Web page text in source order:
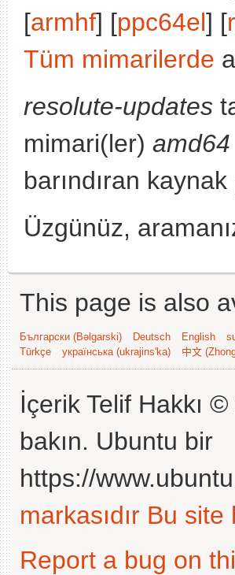
[armhf] [ppc64el] [
Tüm mimarilerde
resolute-updates
mimari(ler) amd64
barındıran
Üzgünüz,
This page is also
Български (Bəlgarski) Deutsch English
Türkçe
українська (ukrajins'ka) 中文
İçerik Telif Hakkı
bakın. Ubuntu bir
https://
markasıdır Bu site
Report a bug on